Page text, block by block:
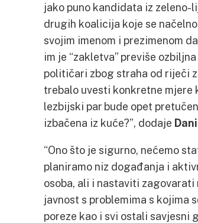
jako puno kandidata iz zeleno-
drugih koalicija koje se
svojim imenom i prezimenom
im je “zakletva” previše
političari zbog straha od riječi
trebalo uvesti konkretne
lezbijski par bude opet
izbačena iz kuće?”, dodaje
“Ono što je sigurno, nećemo
planiramo niz događanja i
osoba, ali i nastaviti
javnost s problemima s kojima
poreze kao i svi ostali savjesni